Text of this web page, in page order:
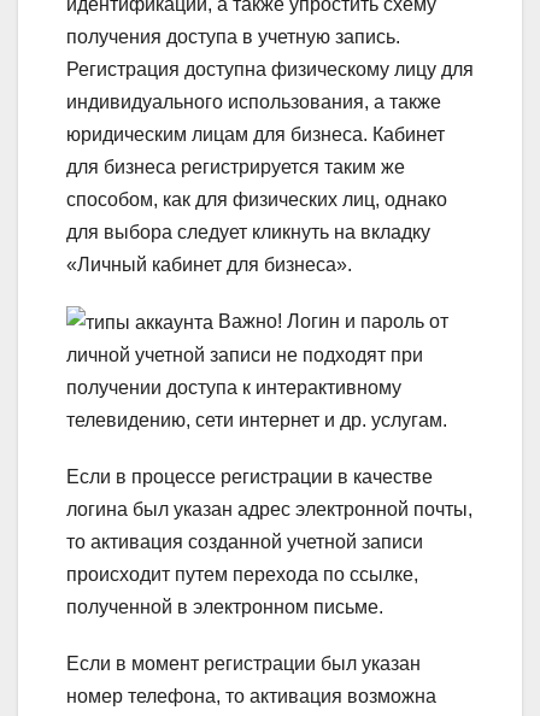
получения доступа в учетную запись.
Регистрация доступна физическому лицу для
индивидуального использования, а также
юридическим лицам для бизнеса. Кабинет
для бизнеса регистрируется таким же
способом, как для физических лиц, однако
для выбора следует кликнуть на вкладку
«Личный кабинет для бизнеса».
Важно! Логин и пароль от
личной учетной записи не подходят при
получении доступа к интерактивному
телевидению, сети интернет и др. услугам.
Если в процессе регистрации в качестве
логина был указан адрес электронной почты,
то активация созданной учетной записи
происходит путем перехода по ссылке,
полученной в электронном письме.
Если в момент регистрации был указан
номер телефона, то активация возможна